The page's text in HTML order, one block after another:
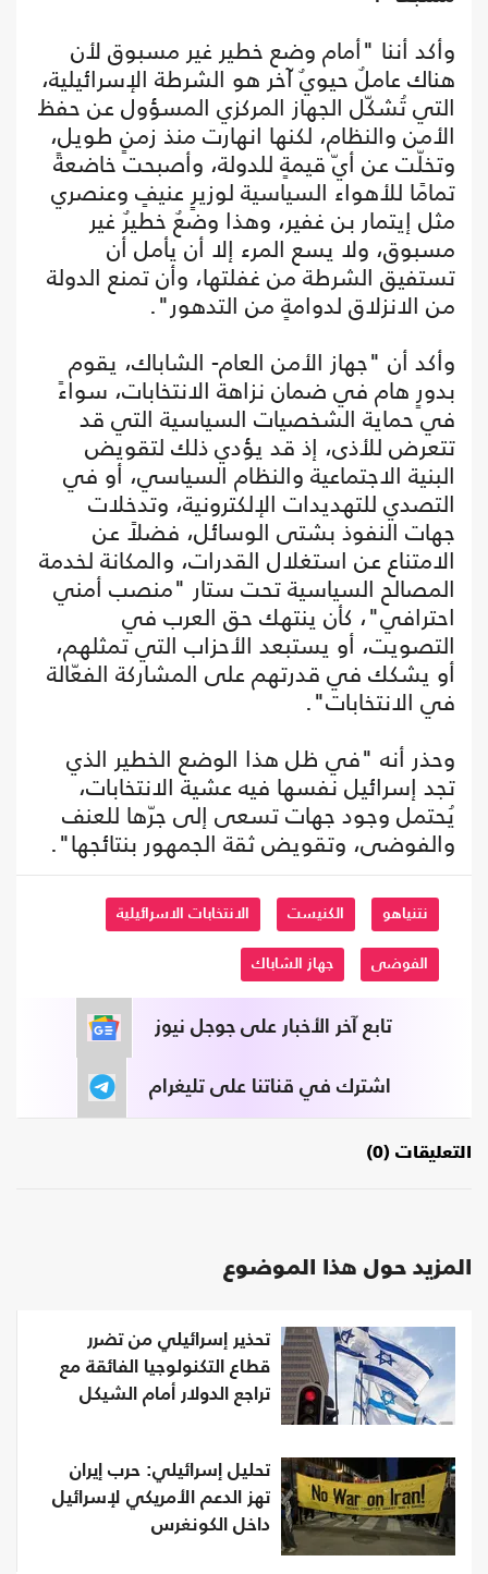
وأكد أننا "أمام وضع خطير غير مسبوق لأن
هناك عاملٌ حيويٌ آخر هو الشرطة الإسرائيلية،
التي تُشكّل الجهاز المركزي المسؤول عن حفظ
الأمن والنظام، لكنها انهارت منذ زمنٍ طويل،
وتخلّت عن أيّ قيمةٍ للدولة، وأصبحت خاضعةً
تمامًا للأهواء السياسية لوزيرٍ عنيفٍ وعنصري
مثل إيتمار بن غفير، وهذا وضعٌ خطيرٌ غير
مسبوق، ولا يسع المرء إلا أن يأمل أن
تستفيق الشرطة من غفلتها، وأن تمنع الدولة
من الانزلاق لدوامةٍ من التدهور".
وأكد أن "جهاز الأمن العام- الشاباك، يقوم
بدورٍ هام في ضمان نزاهة الانتخابات، سواءً
في حماية الشخصيات السياسية التي قد
تتعرض للأذى، إذ قد يؤدي ذلك لتقويض
البنية الاجتماعية والنظام السياسي، أو في
التصدي للتهديدات الإلكترونية، وتدخلات
جهات النفوذ بشتى الوسائل، فضلاً عن
الامتناع عن استغلال القدرات، والمكانة لخدمة
المصالح السياسية تحت ستار "منصب أمني
احترافي"، كأن ينتهك حق العرب في
التصويت، أو يستبعد الأحزاب التي تمثلهم،
أو يشكك في قدرتهم على المشاركة الفعّالة
في الانتخابات".
وحذر أنه "في ظل هذا الوضع الخطير الذي
تجد إسرائيل نفسها فيه عشية الانتخابات،
يُحتمل وجود جهات تسعى إلى جرّها للعنف
والفوضى، وتقويض ثقة الجمهور بنتائجها".
نتنياهو الكنيست الانتخابات الاسرائيلية
الفوضى جهاز الشاباك
تابع آخر الأخبار على جوجل نيوز
اشترك في قناتنا على تليغرام
التعليقات (0)
المزيد حول هذا الموضوع
تحذير إسرائيلي من تضرر
قطاع التكنولوجيا الفائقة مع
تراجع الدولار أمام الشيكل
تحليل إسرائيلي: حرب إيران
تهز الدعم الأمريكي لإسرائيل
داخل الكونغرس